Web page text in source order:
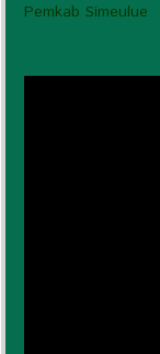
Pemkab Simeulue